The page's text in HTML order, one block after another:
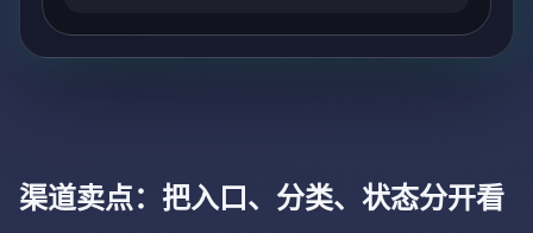
渠道卖点：把入口、分类、状态分开看